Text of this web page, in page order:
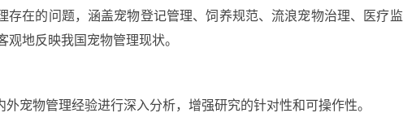
存在的问题，涵盖宠物登记管理、饲养规范、流浪宠物治理、医疗监
地反映我国宠物管理现状。
宠物管理经验进行深入分析，增强研究的针对性和可操作性。